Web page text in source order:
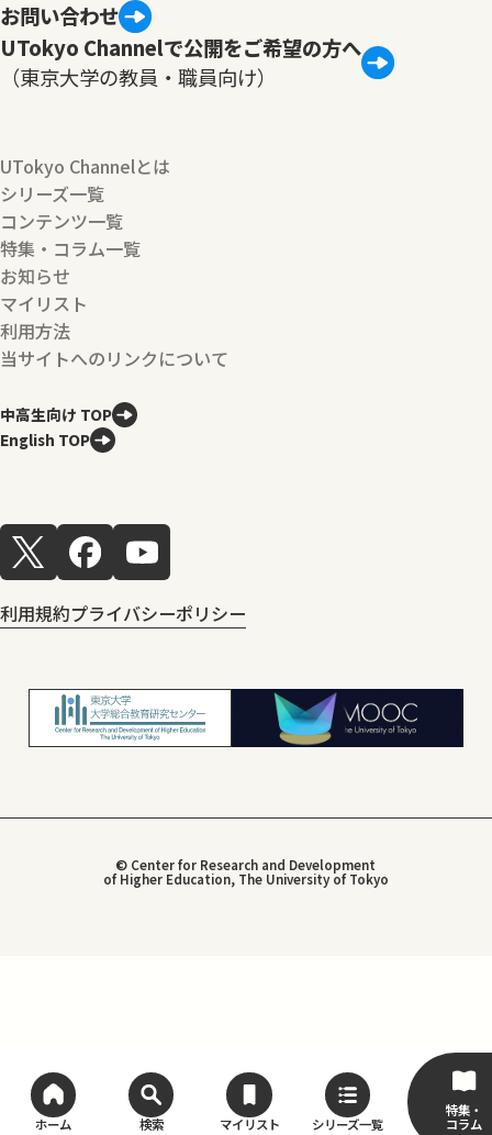
ホーム 検索 マイリスト シリーズ一覧
特集・
コラム
お問い合わせ
UTokyo Channelで公開をご希望の方へ
（東京大学の教員・職員向け）
UTokyo Channelとは
シリーズ一覧
コンテンツ一覧
特集・コラム一覧
お知らせ
マイリスト
利用方法
当サイトへのリンクについて
中高生向け TOP
English TOP
利用規約プライバシーポリシー
© Center for Research and Development
of Higher Education, The University of Tokyo